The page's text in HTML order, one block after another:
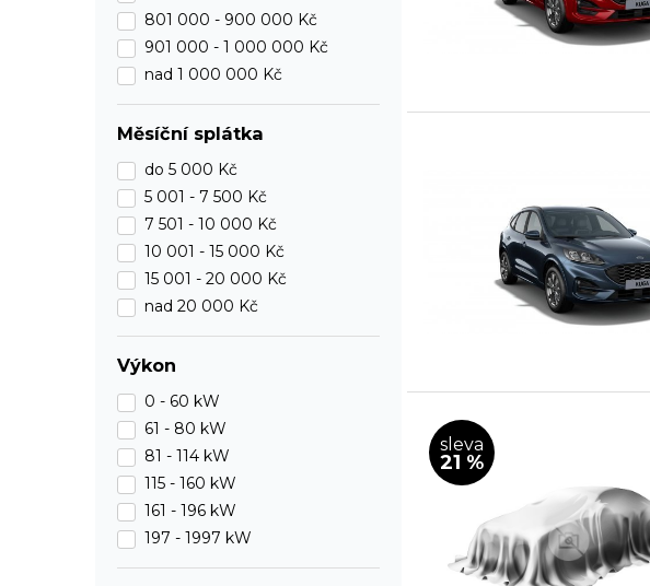
801 000 - 900 000 Kč
901 000 - 1 000 000 Kč
nad 1 000 000 Kč
Měsíční splátka
do 5 000 Kč
5 001 - 7 500 Kč
7 501 - 10 000 Kč
10 001 - 15 000 Kč
15 001 - 20 000 Kč
nad 20 000 Kč
Výkon
0 - 60 kW
61 - 80 kW
81 - 114 kW
115 - 160 kW
161 - 196 kW
197 - 1997 kW
sleva
21 %